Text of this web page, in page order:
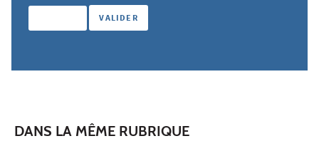
DANS LA MÊME RUBRIQUE